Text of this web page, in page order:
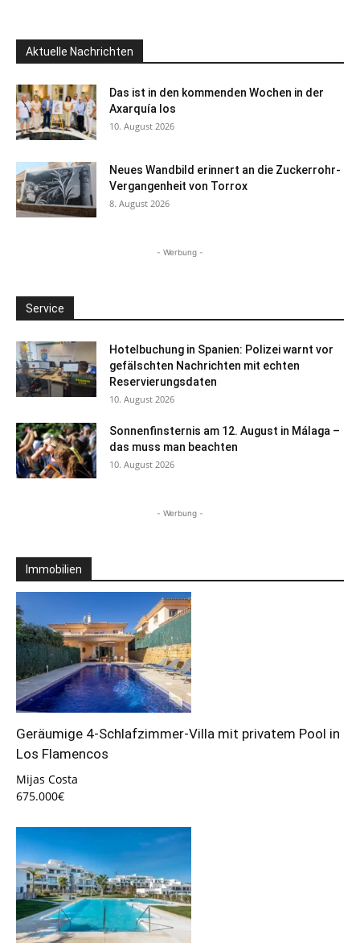
Aktuelle Nachrichten
Das ist in den kommenden Wochen in der
Axarquía los
10. August 2026
Neues Wandbild erinnert an die Zuckerrohr-
Vergangenheit von Torrox
8. August 2026
- Werbung -
Service
Hotelbuchung in Spanien: Polizei warnt vor
gefälschten Nachrichten mit echten
Reservierungsdaten
10. August 2026
Sonnenfinsternis am 12. August in Málaga –
das muss man beachten
10. August 2026
- Werbung -
Immobilien
Geräumige 4-Schlafzimmer-Villa mit privatem Pool in
Los Flamencos
Mijas Costa
675.000€